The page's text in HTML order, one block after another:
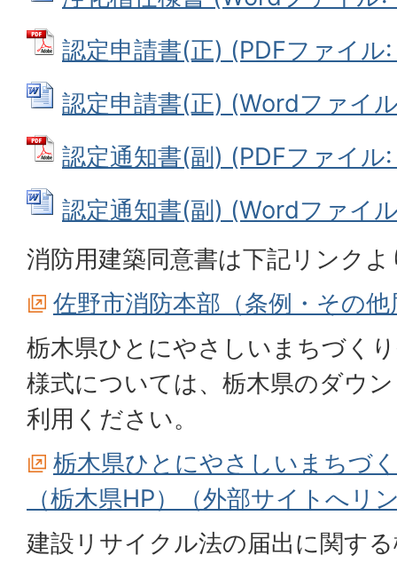
認定申請書(正) (PDFファイル
認定申請書(正) (Wordファイ
認定通知書(副) (PDFファイル
認定通知書(副) (Wordファイ
消防用建築同意書は下記リンク
佐野市消防本部（条例・その
栃木県ひとにやさしいまちづく
様式については、栃木県のダウ
利用ください。
栃木県ひとにやさしいまちづ
（栃木県HP）（外部サイトへリ
建設リサイクル法の届出に関す